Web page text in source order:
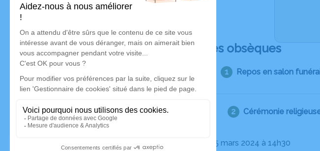
Déroulé des obsèques
Repos en salon
Cérémonie
Le lundi 25 mars 2024 à 14h30